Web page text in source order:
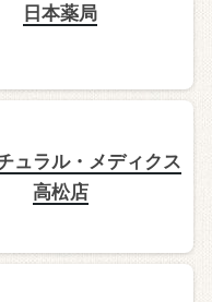
日本薬局
ュラル・メディクス
高松店